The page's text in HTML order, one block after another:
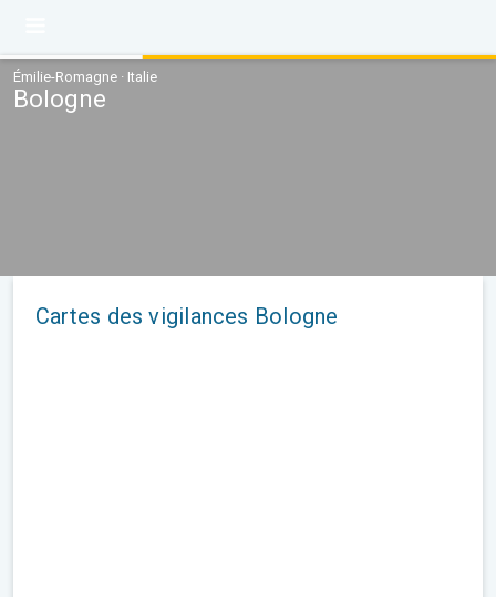
Émilie-Romagne · Italie
Bologne
Cartes des vigilances Bologne